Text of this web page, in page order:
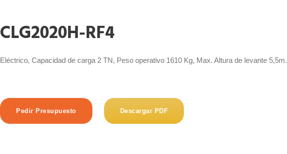
CLG2020H-RF4
Eléctrico, Capacidad de carga 2 TN, Peso operativo 1610 Kg, Max. Altura de levante 5,5m.
Pedir Presupuesto Descargar PDF